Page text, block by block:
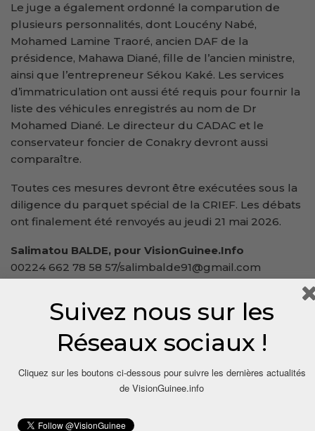
Le juge a également ordonné la comparution de
plusieurs personnalités, dont Loucény Nabé,
Mohamed Lamine Traoré, ancien DAF de la
présidence, Mahawa Diané, fille de l’ancien ministre,
ainsi que l’entrepreneur Sékou Kaké. Les services
d’immatriculation ont aussi été requis pour fournir la
liste des véhicules enregistrés au nom de Dr
Mohamed Diané. Le directeur du CADAC et le
conservateur foncier de Conakry devront aussi
comparaître.
Toutes ces mesures devront être exécutées sous la
diligence du parquet spécial de la CRIEF. Les débats
ont finalement été renvoyés au jeudi 21 mai 2026.
Salimatou BALDE, pour VisionGuinee.Info
00224 662 78 58 57/salimbalde91@gmail.com
Suivez nous sur les
Réseaux sociaux !
Cliquez sur les boutons ci-dessous pour suivre les dernières actualités
de VisionGuinee.info